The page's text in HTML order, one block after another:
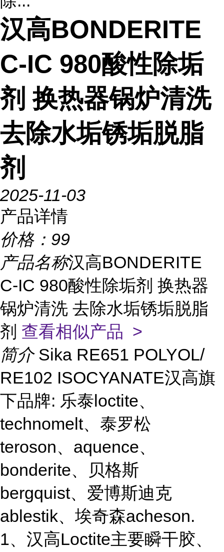
汉高BONDERITE
C-IC 980酸性除垢
剂 换热器锅炉清洗
去除水垢锈垢脱脂
剂
2025-11-03
产品详情
价格： 99
产品名称汉高BONDERITE
C-IC 980酸性除垢剂 换热器
锅炉清洗 去除水垢锈垢脱脂
剂 查看相似产品 >
简介 Sika RE651 POLYOL/
RE102 ISOCYANATE汉高旗
下品牌: 乐泰loctite、
technomelt、泰罗松
teroson、aquence、
bonderite、贝格斯
bergquist、爱博斯迪克
ablestik、埃奇森acheson.
1、汉高Loctite主要瞬干胶、